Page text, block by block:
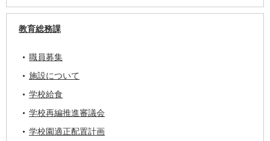
教育総務課
職員募集
施設について
学校給食
学校再編推進審議会
学校園適正配置計画